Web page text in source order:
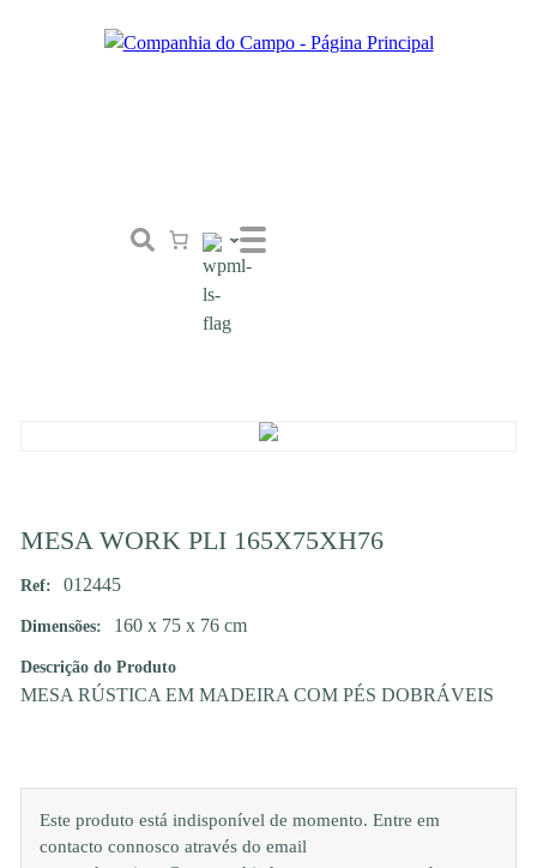
MESA WORK PLI 165X75XH76
Ref: 012445
Dimensões: 160 x 75 x 76 cm
Descrição do Produto
MESA RÚSTICA EM MADEIRA COM PÉS DOBRÁVEIS
Este produto está indisponível de momento. Entre em
contacto connosco através do email